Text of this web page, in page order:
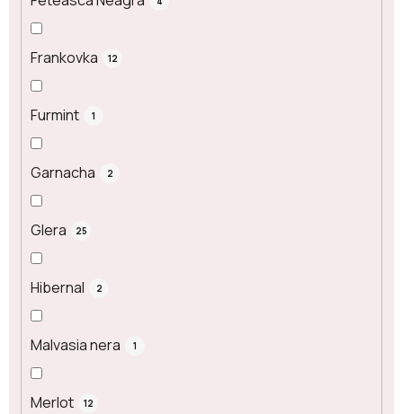
Frankovka 12
Furmint 1
Garnacha 2
Glera 25
Hibernal 2
Malvasia nera 1
Merlot 12